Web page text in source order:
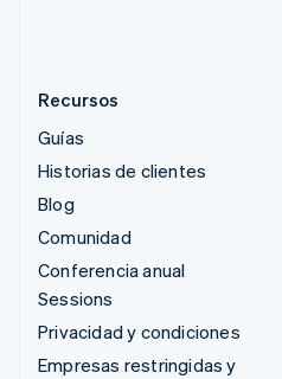
Recursos
Guías
Historias de clientes
Blog
Comunidad
Conferencia anual
Sessions
Privacidad y condiciones
Empresas restringidas y